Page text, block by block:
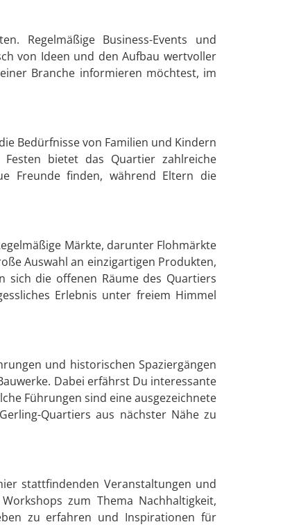
Regelmäßige Business-Events und
von Ideen und den Aufbau wertvoller
Branche informieren möchtest, im
Bedürfnisse von Familien und Kindern
bietet das Quartier zahlreiche
Freunde finden, während Eltern die
Märkte, darunter Flohmärkte
Auswahl an einzigartigen Produkten,
sich die offenen Räume des Quartiers
Erlebnis unter freiem Himmel
und historischen Spaziergängen
Dabei erfährst Du interessante
Führungen sind eine ausgezeichnete
Quartiers aus nächster Nähe zu
stattfindenden Veranstaltungen und
zum Thema Nachhaltigkeit,
zu erfahren und Inspirationen für